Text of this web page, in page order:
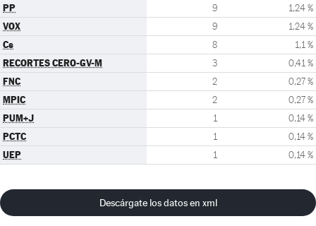
PP 9 1,24 %
VOX 9 1,24 %
Cs 8 1,1 %
RECORTES CERO-GV-M 3 0,41 %
FNC 2 0,27 %
MPIC 2 0,27 %
PUM+J 1 0,14 %
PCTC 1 0,14 %
UEP 1 0,14 %
Descárgate los datos en xml